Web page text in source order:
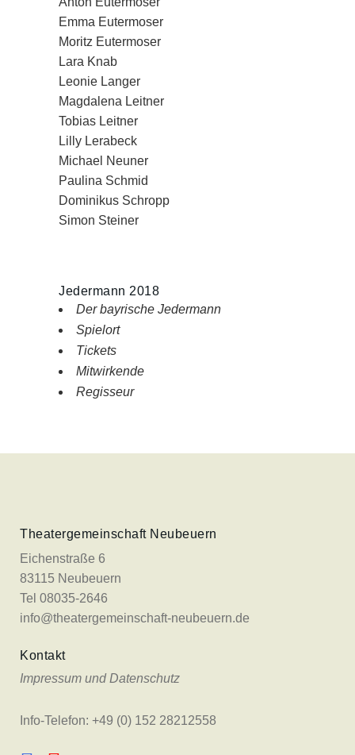
Emma Eutermoser
Moritz Eutermoser
Lara Knab
Leonie Langer
Magdalena Leitner
Tobias Leitner
Lilly Lerabeck
Michael Neuner
Paulina Schmid
Dominikus Schropp
Simon Steiner
Jedermann 2018
Der bayrische Jedermann
Spielort
Tickets
Mitwirkende
Regisseur
Theatergemeinschaft Neubeuern
Eichenstraße 6
83115 Neubeuern
Tel 08035-2646
info@theatergemeinschaft-neubeuern.de
Kontakt
Impressum und Datenschutz
Info-Telefon: +49 (0) 152 28212558